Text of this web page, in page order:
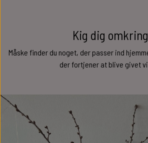
Kig dig
Måske finder du noget, der passer ind
der fortjener at blive givet